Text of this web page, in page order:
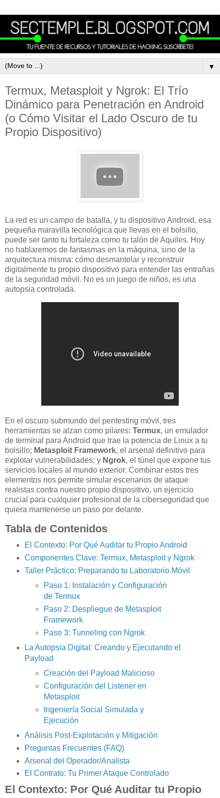
▼
Termux, Metasploit y Ngrok: El Trío
Dinámico para Penetración en Android
(o Cómo Visitar el Lado Oscuro de tu
Propio Dispositivo)
La red es un campo de batalla, y tu dispositivo Android, esa
pequeña maravilla tecnológica que llevas en el bolsillo,
puede ser tanto tu fortaleza como tu talón de Aquiles. Hoy
no hablaremos de fantasmas en la máquina, sino de la
arquitectura misma: cómo desmantelar y reconstruir
digitalmente tu propio dispositivo para entender las entrañas
de la seguridad móvil. No es un juego de niños, es una
autopsia controlada.
En el oscuro submundo del pentesting móvil, tres
herramientas se alzan como pilares: Termux, un emulador
de terminal para Android que trae la potencia de Linux a tu
bolsillo; Metasploit Framework, el arsenal definitivo para
explotar vulnerabilidades; y Ngrok, el túnel que expone tus
servicios locales al mundo exterior. Combinar estos tres
elementos nos permite simular escenarios de ataque
realistas contra nuestro propio dispositivo, un ejercicio
crucial para cualquier profesional de la ciberseguridad que
quiera mantenerse un paso por delante.
Tabla de Contenidos
El Contexto: Por Qué Auditar tu Propio Android
Componentes Clave: Termux, Metasploit y Ngrok
Taller Práctico: Preparando tu Laboratorio Móvil
Paso 1: Instalación y Configuración
de Termux
Paso 2: Despliegue de Metasploit
Framework
Paso 3: Tunneling con Ngrok
La Autopsia Digital: Creando y Ejecutando el
Payload
Creación del Payload Malicioso
Configuración del Listener en
Metasploit
Ingeniería Social Simulada y
Ejecución
Análisis Post-Explotación y Mitigación
Preguntas Frecuentes (FAQ)
Arsenal del Operador/Analista
El Contrato: Tu Primer Ataque Controlado
El Contexto: Por Qué Auditar tu Propio